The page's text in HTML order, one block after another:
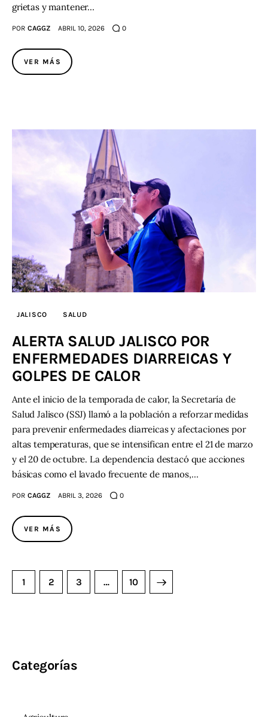
grietas y mantener…
POR CAGGZ ABRIL 10, 2026 0
VER MÁS
JALISCO SALUD
ALERTA SALUD JALISCO POR
ENFERMEDADES DIARREICAS Y
GOLPES DE CALOR
Ante el inicio de la temporada de calor, la Secretaría de
Salud Jalisco (SSJ) llamó a la población a reforzar medidas
para prevenir enfermedades diarreicas y afectaciones por
altas temperaturas, que se intensifican entre el 21 de marzo
y el 20 de octubre. La dependencia destacó que acciones
básicas como el lavado frecuente de manos,…
POR CAGGZ ABRIL 3, 2026 0
VER MÁS
1 2 3 … 10
>
Categorías